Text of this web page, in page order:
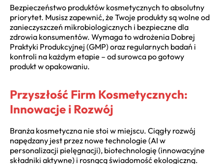
Bezpieczeństwo produktów kosmetycznych to absolutny
priorytet. Musisz zapewnić, że Twoje produkty są wolne od
zanieczyszczeń mikrobiologicznych i bezpieczne dla
zdrowia konsumentów. Wymaga to wdrożenia Dobrej
Praktyki Produkcyjnej (GMP) oraz regularnych badań i
kontroli na każdym etapie – od surowca po gotowy
produkt w opakowaniu.
Przyszłość Firm Kosmetycznych:
Innowacje i Rozwój
Branża kosmetyczna nie stoi w miejscu. Ciągły rozwój
napędzany jest przez nowe technologie (AI w
personalizacji pielęgnacji), biotechnologię (innowacyjne
składniki aktywne) i rosnącą świadomość ekologiczną.